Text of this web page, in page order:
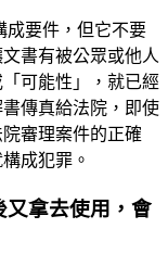
成要件，但它不要
書有被公眾或他人
可能性」，就已經
傳真給法院，即使
審理案件的正確
成犯罪。
又拿去使用，會